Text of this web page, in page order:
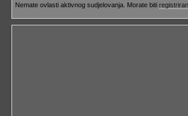
Nemate ovlasti aktivnog sudjelovanja. Morate biti